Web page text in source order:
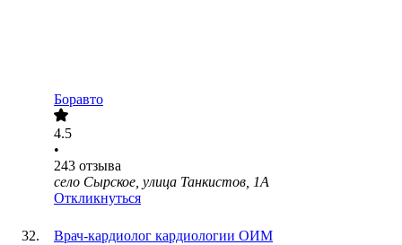
Боравто
4.5
•
243 отзыва
село Сырское, улица Танкистов, 1А
Откликнуться
Врач-кардиолог кардиологии ОИМ